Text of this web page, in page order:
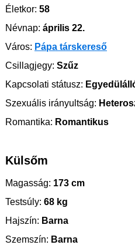
Életkor: 58
Névnap: április 22.
Város: Pápa társkereső
Csillagjegy: Szűz
Kapcsolati státusz:
Szexuális irányultság:
Romantika: Romantikus
Külsőm
Magasság: 173 cm
Testsúly: 68 kg
Hajszín: Barna
Szemszín: Barna